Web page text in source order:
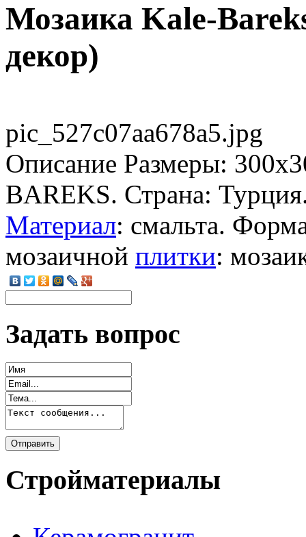
Мозаика Kale-
декор)
pic_527c07aa678a5.jpg
Описание Размеры:
BAREKS. Страна:
Материал: смальта.
мозаичной плитки:
Задать вопрос
Стройматериалы